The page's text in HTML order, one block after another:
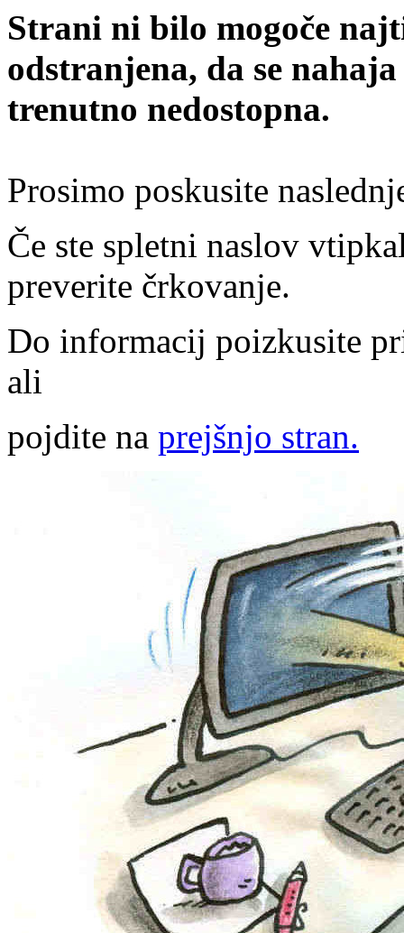
Strani ni bilo mogoče
odstranjena, da se
trenutno nedostopna.
Prosimo poskusite
Če ste spletni naslov
preverite črkovanje.
Do informacij poizkusite
ali
pojdite na prejšnjo stran.